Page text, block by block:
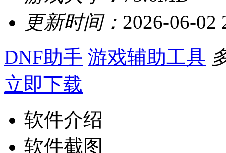
更新时间： 2026-06-02
DNF助手 游戏辅助工具
立即下载
软件介绍
软件截图